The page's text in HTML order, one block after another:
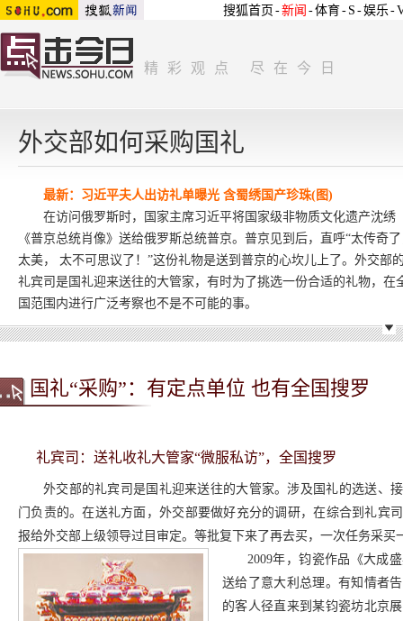
搜狐首页 -新闻 -体育- S -娱乐 -
精彩观点 尽在今日
外交部如何采购国礼
最新： 习近平夫人出访礼单曝光 含蜀绣国产珍珠(图)
在访问俄罗斯时，国家主席习近平将国家级非物质文化遗产沈绣
《普京总统肖像》送给俄罗斯总统普京。普京见到后，直呼“太传奇
太美， 太不可思议了！”这份礼物是送到普京的心坎儿上了。外交部
礼宾司是国礼迎来送往的大管家，有时为了挑选一份合适的礼物，在
国范围内进行广泛考察也不是不可能的事。
国礼“采购”：有定点单位 也有全国搜罗
礼宾司：送礼收礼大管家“微服私访”，全国搜罗
外交部的礼宾司是国礼迎来送往的大管家。涉及国礼的选送、
门负责的。在送礼方面，外交部要做好充分的调研，在综合到礼宾
报给外交部上级领导过目审定。等批复下来了再去买，一次任务采买
2009年，钧瓷作品《大成
送给了意大利总理。有知情者
的客人径直来到某钧瓷坊北京